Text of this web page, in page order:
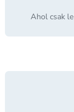
Ahol csak